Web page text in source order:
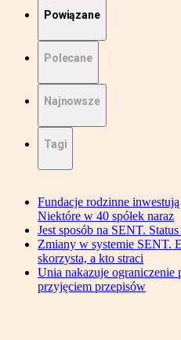
Powiązane
Polecane
Najnowsze
Tagi
Fundacje rodzinne
Niektóre w 40 spółek naraz
Jest sposób na SENT.
Zmiany w systemie SENT.
skorzysta, a kto straci
Unia nakazuje ograniczenie
przyjęciem przepisów